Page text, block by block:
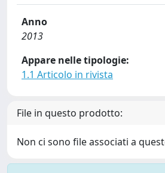
Anno
2013
Appare nelle tipologie:
1.1 Articolo in rivista
File in questo prodotto:
Non ci sono file associati a